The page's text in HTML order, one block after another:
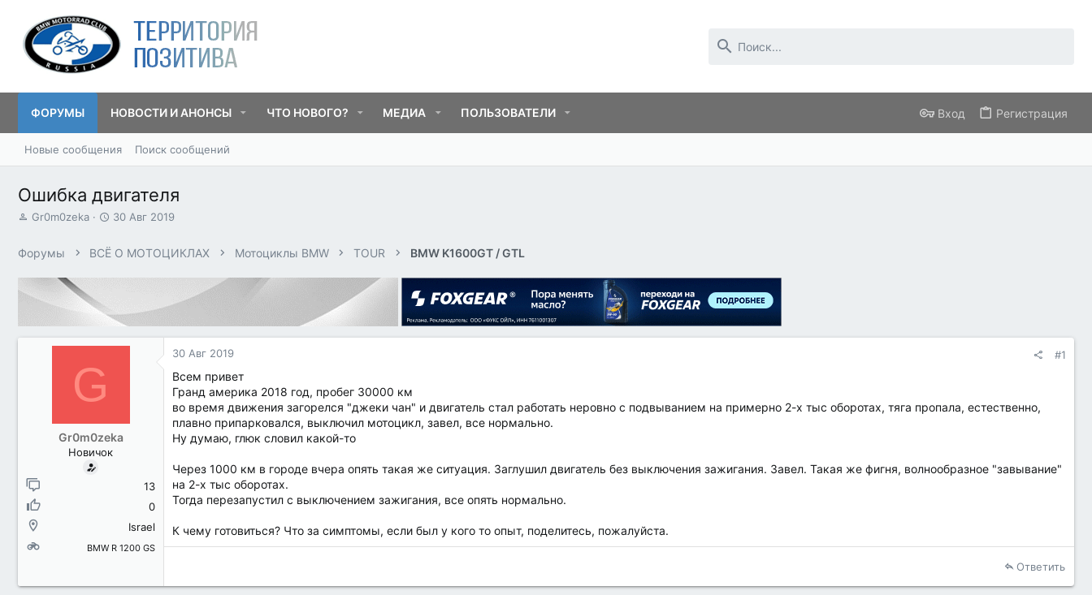
ФОРУМЫ НОВОСТИ И АНОНСЫ ЧТО НОВОГО? МЕДИА ПОЛЬЗОВАТЕЛИ Вход Регистрация
Новые сообщения Поиск сообщений
Ошибка двигателя
А
о
Gr0m0zeka
Д
а
а
а
30 Авг 2019
Форумы ВСЁ О МОТОЦИКЛАХ Мотоциклы BMW TOUR BMW K1600GT / GTL
G
Gr0m0zeka
Новичок
13
0
Israel
BMW R 1200 GS
30 Авг 2019 #1
Всем привет
Гранд америка 2018 год, пробег 30000 км
во время движения загорелся "джеки чан" и двигатель стал работать неровно с подвыванием на примерно 2-х тыс оборотах, тяга пропала, естественно,
плавно припарковался, выключил мотоцикл, завел, все нормально.
Ну думаю, глюк словил какой-то
Через 1000 км в городе вчера опять такая же ситуация. Заглушил двигатель без выключения зажигания. Завел. Такая же фигня, волнообразное "завывание"
на 2-х тыс оборотах.
Тогда перезапустил с выключением зажигания, все опять нормально.
К чему готовиться? Что за симптомы, если был у кого то опыт, поделитесь, пожалуйста.
Ответить